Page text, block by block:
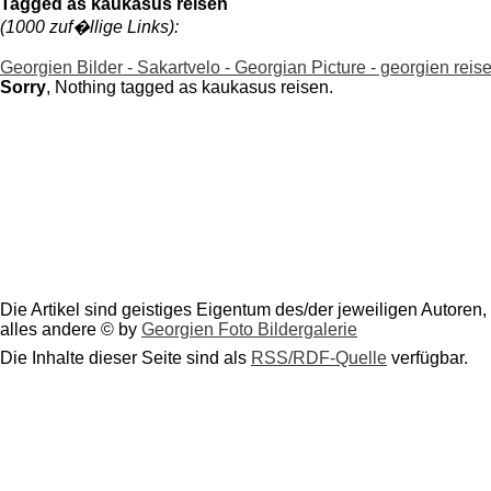
(1000 zuf�llige Links):
Georgien Bilder - Sakartvelo - Georgian Picture - georgien
Sorry, Nothing tagged as kaukasus reisen.
Die Artikel sind geistiges Eigentum des/der jeweiligen Autoren,
alles andere © by Georgien Foto Bildergalerie
Die Inhalte dieser Seite sind als RSS/RDF-Quelle verfügbar.